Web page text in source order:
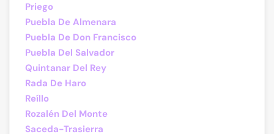
Priego
Puebla De Almenara
Puebla De Don Francisco
Puebla Del Salvador
Quintanar Del Rey
Rada De Haro
Reíllo
Rozalén Del Monte
Saceda-Trasierra